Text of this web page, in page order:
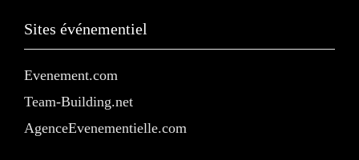
Sites événementiel
Evenement.com
Team-Building.net
AgenceEvenementielle.com